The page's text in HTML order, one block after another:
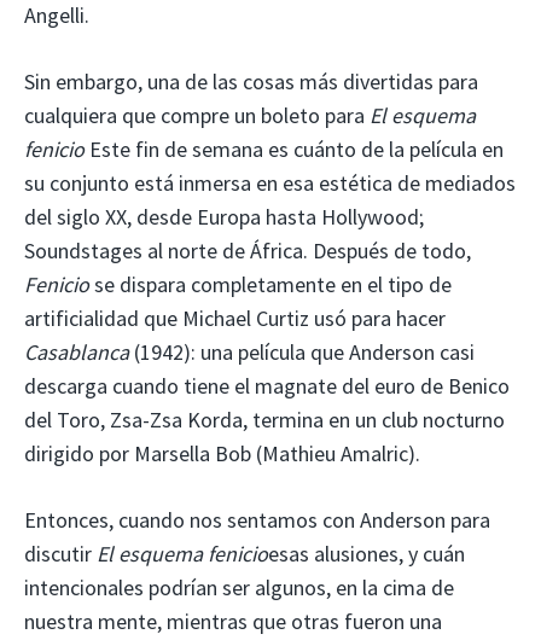
Angelli.
Sin embargo, una de las cosas más divertidas para
cualquiera que compre un boleto para El esquema
fenicio Este fin de semana es cuánto de la película en
su conjunto está inmersa en esa estética de mediados
del siglo XX, desde Europa hasta Hollywood;
Soundstages al norte de África. Después de todo,
Feniciose dispara completamente en el tipo de
artificialidad que Michael Curtiz usó para hacer
Casablanca(1942): una película que Anderson casi
descarga cuando tiene el magnate del euro de Benico
del Toro, Zsa-Zsa Korda, termina en un club nocturno
dirigido por Marsella Bob (Mathieu Amalric).
Entonces, cuando nos sentamos con Anderson para
discutir El esquema fenicioesas alusiones, y cuán
intencionales podrían ser algunos, en la cima de
nuestra mente, mientras que otras fueron una